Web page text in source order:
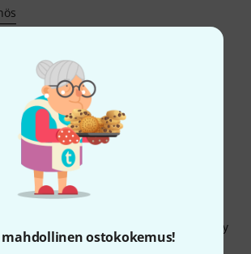
mahdollinen ostokokemus!
Jungy Brogus 09.03.2022
where a lot of the strength and versatility
pitch to tempo. You record a